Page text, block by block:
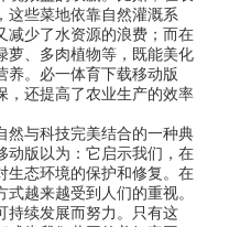
这些菜地依靠自然灌溉系
减少了水资源的浪费；而在
萝、多肉植物等，既能美化
养。必一体育下载移动版
，还提高了农业生产的效率
然与科技完美结合的一种典
动版以为：它启示我们，在
生态环境的保护和修复。在
越来越受到人们的重视。
持续发展而努力。只有这